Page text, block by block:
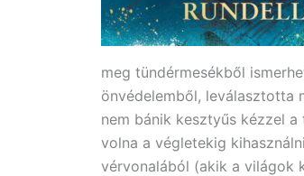
meg tündérmesékből
önvédelemből, leválasztotta
nem bánik kesztyűs kézzel
volna a végletekig
vérvonalából (akik a világok